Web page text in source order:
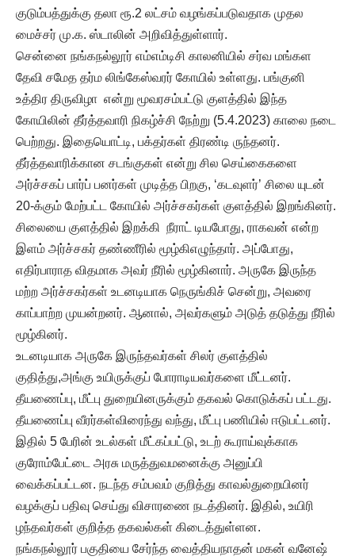
குடும்பத்துக்கு தலா ரூ.2 லட்சம் வழங்கப்படுவதாக முதல
மைச்சர் மு.க. ஸ்டாலின் அறிவித்துள்ளார்.
சென்னை நங்கநல்லூர் எம்எம்டிசி காலனியில் சர்வ மங்கள
தேவி சமேத தர்ம லிங்கேஸ்வரர் கோயில் உள்ளது. பங்குனி
உத்திர திருவிழா என்று மூவரசம்பட்டு குளத்தில் இந்த
கோயிலின் தீர்த்தவாரி நிகழ்ச்சி நேற்று (5.4.2023) காலை நடை
பெற்றது. இதையொட்டி, பக்தர்கள் திரண்டி ருந்தனர்.
தீர்த்தவாரிக்கான சடங்குகள் என்று சில செய்கைகளை
அர்ச்சகப் பார்ப் பனர்கள் முடித்த பிறகு, ‘கடவுளர்’ சிலை யுடன்
20-க்கும் மேற்பட்ட கோயில் அர்ச்சகர்கள் குளத்தில் இறங்கினர்.
சிலையை குளத்தில் இறக்கி நீராட் டியபோது, ராகவன் என்ற
இளம் அர்ச்சகர் தண்ணீரில் மூழ்கிஎழுந்தார். அப்போது,
எதிர்பாராத விதமாக அவர் நீரில் மூழ்கினார். அருகே இருந்த
மற்ற அர்ச்சகர்கள் உடனடியாக நெருங்கிச் சென்று, அவரை
காப்பாற்ற முயன்றனர். ஆனால், அவர்களும் அடுத் தடுத்து நீரில்
மூழ்கினர்.
உடனடியாக அருகே இருந்தவர்கள் சிலர் குளத்தில்
குதித்து,அங்கு உயிருக்குப் போராடியவர்களை மீட்டனர்.
தீயணைப்பு, மீட்பு துறையினருக்கும் தகவல் கொடுக்கப் பட்டது.
தீயணைப்பு வீரர்கள்விரைந்து வந்து, மீட்பு பணியில் ஈடுபட்டனர்.
இதில் 5 பேரின் உடல்கள் மீட்கப்பட்டு, உடற் கூராய்வுக்காக
குரோம்பேட்டை அரசு மருத்துவமனைக்கு அனுப்பி
வைக்கப்பட்டன. நடந்த சம்பவம் குறித்து காவல்துறையினர்
வழக்குப் பதிவு செய்து விசாரணை நடத்தினர். இதில், உயிரி
ழந்தவர்கள் குறித்த தகவல்கள் கிடைத்துள்ளன.
நங்கநல்லூர் பகுதியை சேர்ந்த வைத்தியநாதன் மகன் வனேஷ்